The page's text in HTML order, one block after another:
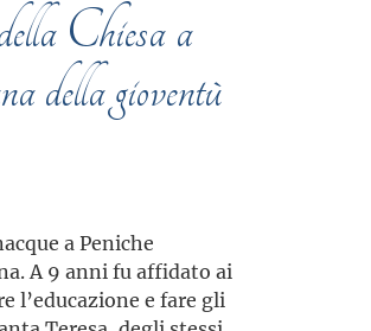
Chiesa a
della gioventù
a Peniche
A 9 anni fu affidato ai
l’educazione e fare gli